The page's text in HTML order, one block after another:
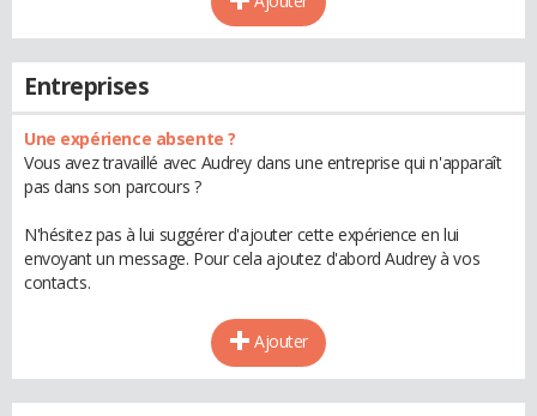
Entreprises
Une expérience absente ?
Vous avez travaillé avec Audrey dans une entreprise qui n'apparaît
pas dans son parcours ?
N'hésitez pas à lui suggérer d'ajouter cette expérience en lui
envoyant un message. Pour cela ajoutez d'abord Audrey à vos
contacts.
Ajouter